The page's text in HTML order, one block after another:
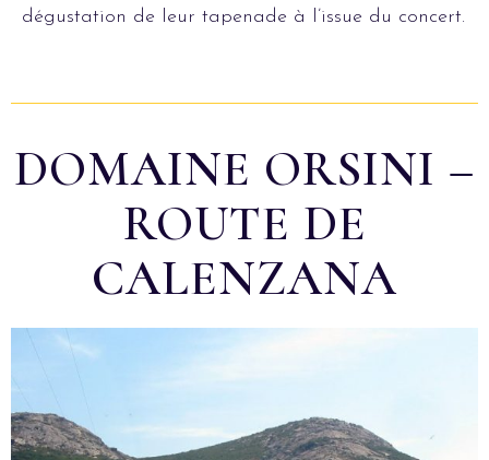
dégustation de leur tapenade à l’issue du concert.
DOMAINE ORSINI –
ROUTE DE
CALENZANA